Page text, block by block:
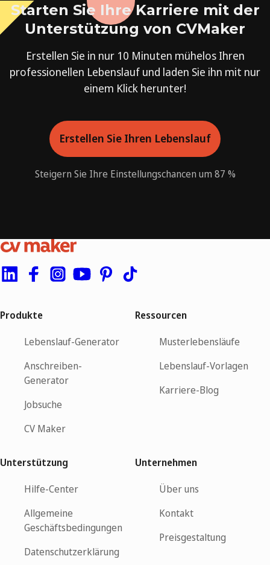
Starten Sie Ihre Karriere mit der
Unterstützung von CVMaker
Erstellen Sie in nur 10 Minuten mühelos Ihren
professionellen Lebenslauf und laden Sie ihn mit nur
einem Klick herunter!
Erstellen Sie Ihren Lebenslauf
Steigern Sie Ihre Einstellungschancen um 87 %
Produkte
Lebenslauf-Generator
Anschreiben-
Generator
Jobsuche
CV Maker
Ressourcen
Musterlebensläufe
Lebenslauf-Vorlagen
Karriere-Blog
Unterstützung
Hilfe-Center
Allgemeine
Geschäftsbedingungen
Datenschutzerklärung
Unternehmen
Über uns
Kontakt
Preisgestaltung